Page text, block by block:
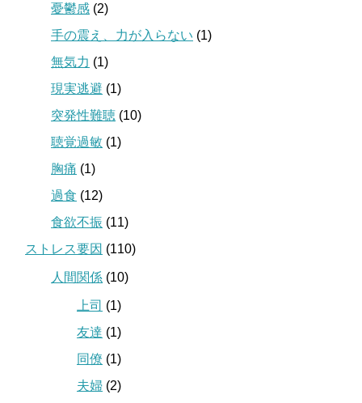
憂鬱感 (2)
手の震え、力が入らない (1)
無気力 (1)
現実逃避 (1)
突発性難聴 (10)
聴覚過敏 (1)
胸痛 (1)
過食 (12)
食欲不振 (11)
ストレス要因 (110)
人間関係 (10)
上司 (1)
友達 (1)
同僚 (1)
夫婦 (2)